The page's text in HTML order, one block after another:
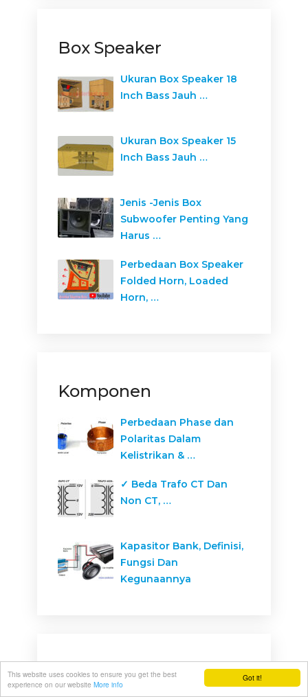
Got it!
This website uses cookies to ensure you get the best
experience on our website More info
Box Speaker
Ukuran Box Speaker 18
Inch Bass Jauh …
Ukuran Box Speaker 15
Inch Bass Jauh …
Jenis -Jenis Box
Subwoofer Penting Yang
Harus …
Perbedaan Box Speaker
Folded Horn, Loaded
Horn, …
Komponen
Perbedaan Phase dan
Polaritas Dalam
Kelistrikan & …
✓ Beda Trafo CT Dan
Non CT, …
Kapasitor Bank, Definisi,
Fungsi Dan
Kegunaannya